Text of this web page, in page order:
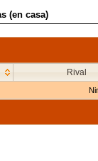
(en casa)
Rival